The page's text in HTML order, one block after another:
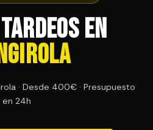
en
· Desde 400€ · Presupuesto
en 24h